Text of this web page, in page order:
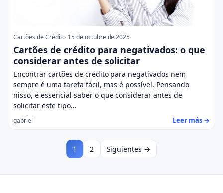
Cartões de Crédito 15 de octubre de 2025
Cartões de crédito para negativados: o que
considerar antes de solicitar
Encontrar cartões de crédito para negativados nem
sempre é uma tarefa fácil, mas é possível. Pensando
nisso, é essencial saber o que considerar antes de
solicitar este tipo…
gabriel Leer más →
1 2 Siguientes →